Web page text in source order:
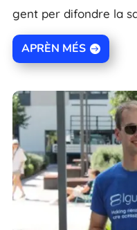
gent per difondre la
APRÈN MÉS